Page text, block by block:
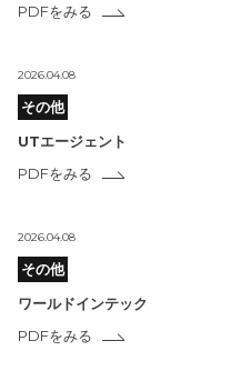
PDFをみる
2026.04.08
その他
UTエージェント
PDFをみる
2026.04.08
その他
ワールドインテック
PDFをみる